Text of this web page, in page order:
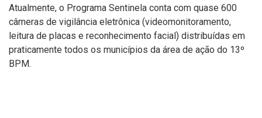
Atualmente, o Programa Sentinela conta com quase 600
câmeras de vigilância eletrônica (videomonitoramento,
leitura de placas e reconhecimento facial) distribuídas em
praticamente todos os municípios da área de ação do 13º
BPM.